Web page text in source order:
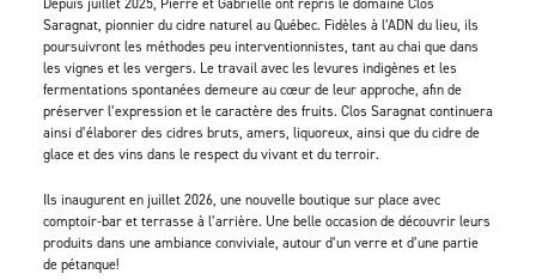
Saragnat, pionnier du cidre naturel au Québec. Fidèles à l’ADN du lieu, ils
poursuivront les méthodes peu interventionnistes, tant au chai que dans
les vignes et les vergers. Le travail avec les levures indigènes et les
fermentations spontanées demeure au cœur de leur approche, afin de
préserver l’expression et le caractère des fruits. Clos Saragnat continuera
ainsi d’élaborer des cidres bruts, amers, liquoreux, ainsi que du cidre de
glace et des vins dans le respect du vivant et du terroir.
Ils inaugurent en juillet 2026, une nouvelle boutique sur place avec
comptoir-bar et terrasse à l’arrière. Une belle occasion de découvrir leurs
produits dans une ambiance conviviale, autour d’un verre et d’une partie
de pétanque!